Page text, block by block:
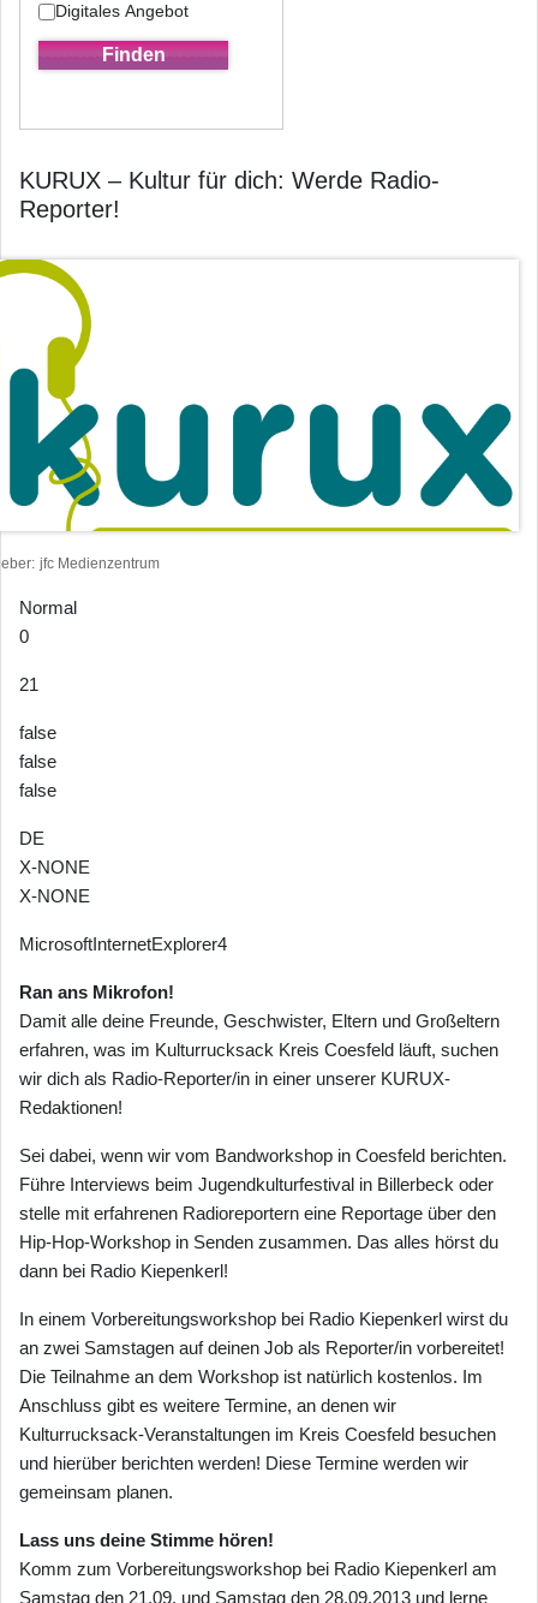
Digitales Angebot
KURUX – Kultur für dich: Werde Radio-
Reporter!
jfc Medienzentrum
Normal
0
21
false
false
false
DE
X-NONE
X-NONE
MicrosoftInternetExplorer4
Ran ans Mikrofon!
Damit alle deine Freunde, Geschwister, Eltern und Großeltern
erfahren, was im Kulturrucksack Kreis Coesfeld läuft, suchen
wir dich als Radio-Reporter/in in einer unserer KURUX-
Redaktionen!
Sei dabei, wenn wir vom Bandworkshop in Coesfeld berichten.
Führe Interviews beim Jugendkulturfestival in Billerbeck oder
stelle mit erfahrenen Radioreportern eine Reportage über den
Hip-Hop-Workshop in Senden zusammen. Das alles hörst du
dann bei Radio Kiepenkerl!
In einem Vorbereitungsworkshop bei Radio Kiepenkerl wirst du
an zwei Samstagen auf deinen Job als Reporter/in vorbereitet!
Die Teilnahme an dem Workshop ist natürlich kostenlos. Im
Anschluss gibt es weitere Termine, an denen wir
Kulturrucksack-Veranstaltungen im Kreis Coesfeld besuchen
und hierüber berichten werden! Diese Termine werden wir
gemeinsam planen.
Lass uns deine Stimme hören!
Komm zum Vorbereitungsworkshop bei Radio Kiepenkerl am
Samstag den 21.09. und Samstag den 28.09.2013 und lerne